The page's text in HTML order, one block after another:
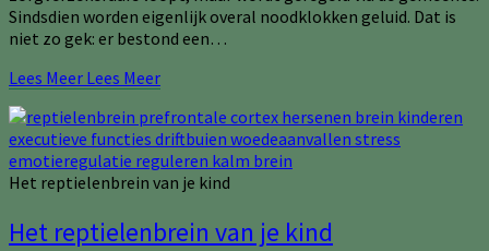
Sindsdien worden eigenlijk overal noodklokken geluid. Dat is
niet zo gek: er bestond een…
Lees Meer Lees Meer
Het reptielenbrein van je kind
Het reptielenbrein van je kind